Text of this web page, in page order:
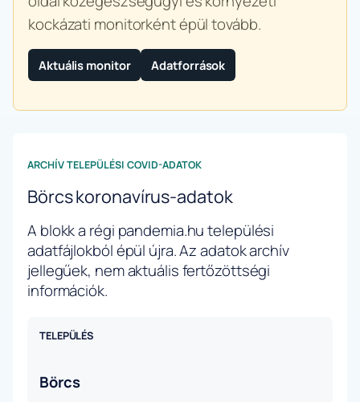
kockázati monitorként épül tovább.
Aktuális monitor Adatforrások
ARCHÍV TELEPÜLÉSI COVID-ADATOK
Börcs koronavírus-adatok
A blokk a régi pandemia.hu települési
adatfájlokból épül újra. Az adatok archív
jellegűek, nem aktuális fertőzöttségi
információk.
TELEPÜLÉS
Börcs